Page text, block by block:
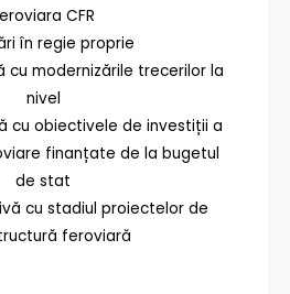
CFR
în regie proprie
modernizările trecerilor la
nivel
cu obiectivele de investiții a
finanțate de la bugetul
de stat
cu stadiul proiectelor de
feroviară